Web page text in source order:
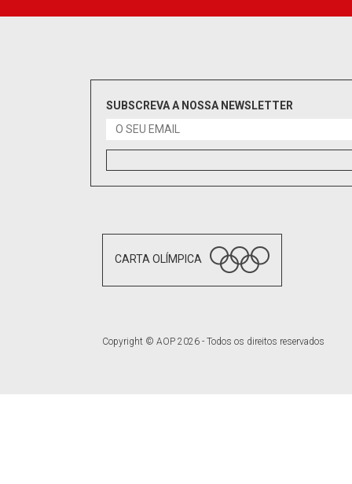
SUBSCREVA A NOSSA NEWSLETTER
CARTA OLÍMPICA
Copyright © AOP 2026 - Todos os direitos reservados